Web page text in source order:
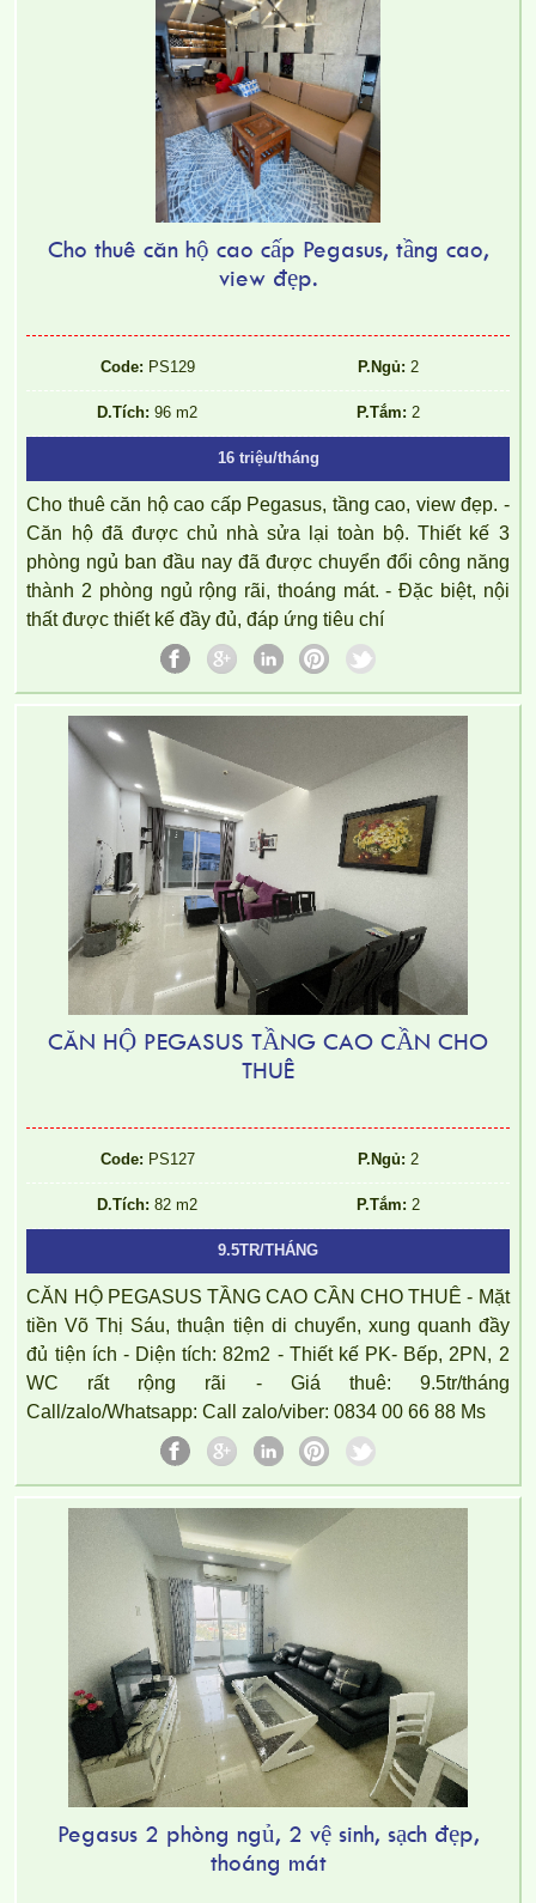
Cho thuê căn hộ cao cấp Pegasus, tầng cao,
view đẹp.
Code: PS129 P.Ngủ: 2
D.Tích: 96 m2 P.Tắm: 2
16 triệu/tháng
Cho thuê căn hộ cao cấp Pegasus, tầng cao, view đẹp. -
Căn hộ đã được chủ nhà sửa lại toàn bộ. Thiết kế 3
phòng ngủ ban đầu nay đã được chuyển đổi công năng
thành 2 phòng ngủ rộng rãi, thoáng mát. - Đặc biệt, nội
thất được thiết kế đầy đủ, đáp ứng tiêu chí
CĂN HỘ PEGASUS TẦNG CAO CẦN CHO
THUÊ
Code: PS127 P.Ngủ: 2
D.Tích: 82 m2 P.Tắm: 2
9.5TR/THÁNG
CĂN HỘ PEGASUS TẦNG CAO CẦN CHO THUÊ - Mặt
tiền Võ Thị Sáu, thuận tiện di chuyển, xung quanh đầy
đủ tiện ích - Diện tích: 82m2 - Thiết kế PK- Bếp, 2PN, 2
WC rất rộng rãi - Giá thuê: 9.5tr/tháng
Call/zalo/Whatsapp: Call zalo/viber: 0834 00 66 88 Ms
Pegasus 2 phòng ngủ, 2 vệ sinh, sạch đẹp,
thoáng mát